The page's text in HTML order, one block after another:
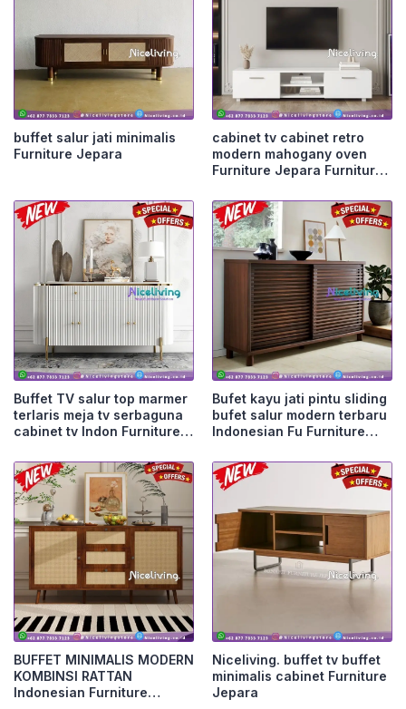
buffet salur jati minimalis
Furniture Jepara
cabinet tv cabinet retro
modern mahogany oven
Furniture Jepara Furniture
Buffet TV salur top marmer
terlaris meja tv serbaguna
cabinet tv Indon Furniture
Bufet kayu jati pintu sliding
bufet salur modern terbaru
Indonesian Fu Furniture
BUFFET MINIMALIS MODERN
KOMBINSI RATTAN
Indonesian Furniture
Niceliving. buffet tv buffet
minimalis cabinet Furniture
Jepara